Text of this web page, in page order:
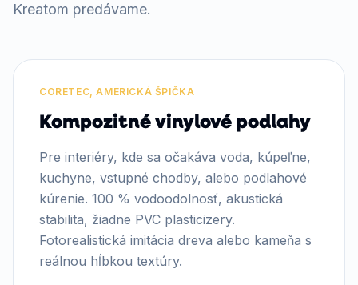
Kreatom predávame.
CORETEC, AMERICKÁ ŠPIČKA
Kompozitné vinylové podlahy
Pre interiéry, kde sa očakáva voda, kúpeľne,
kuchyne, vstupné chodby, alebo podlahové
kúrenie. 100 % vodoodolnosť, akustická
stabilita, žiadne PVC plasticizery.
Fotorealistická imitácia dreva alebo kameňa s
reálnou hĺbkou textúry.